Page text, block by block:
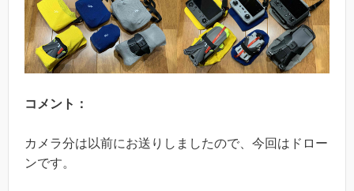
コメント：
カメラ分は以前にお送りしましたので、今回はドロー
ンです。